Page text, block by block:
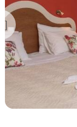
Previous